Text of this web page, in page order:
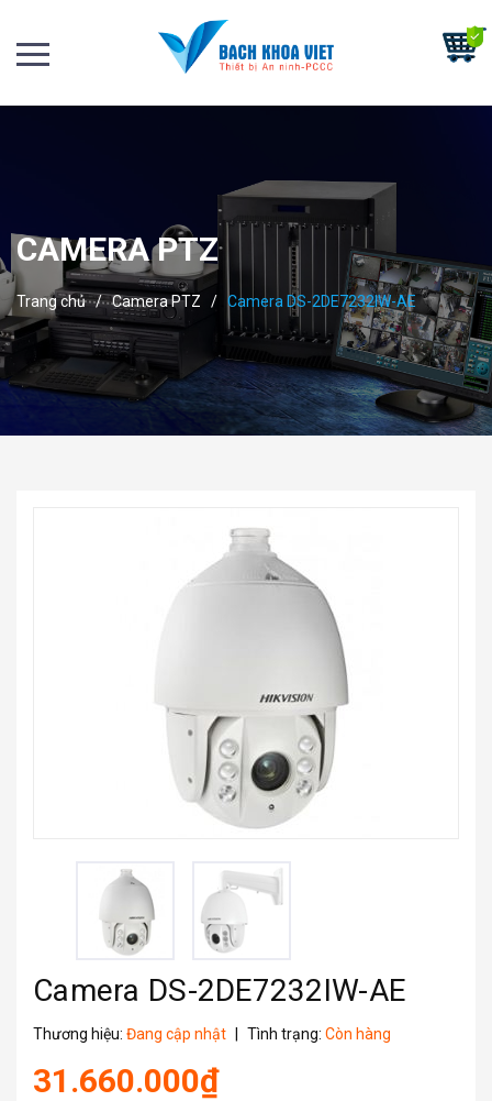
CAMERA PTZ
Trang chủ / Camera PTZ / Camera DS-2DE7232IW-AE
Camera DS-2DE7232IW-AE
Thương hiệu: Đang cập nhật Tình trạng: Còn hàng
31.660.000₫